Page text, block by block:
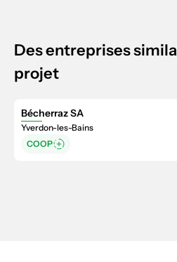
Des entreprises
projet
Bécherraz SA
Yverdon-les-Bains
COOP